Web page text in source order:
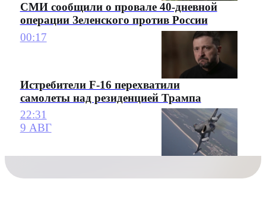
СМИ сообщили о провале 40-дневной
операции Зеленского против России
00:17
Истребители F-16 перехватили
самолеты над резиденцией Трампа
22:31
9 АВГ